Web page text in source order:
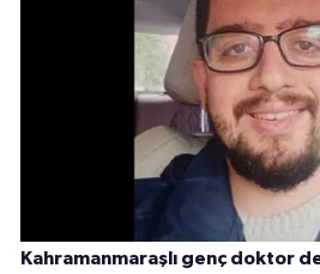
Kahramanmaraşlı genç doktor